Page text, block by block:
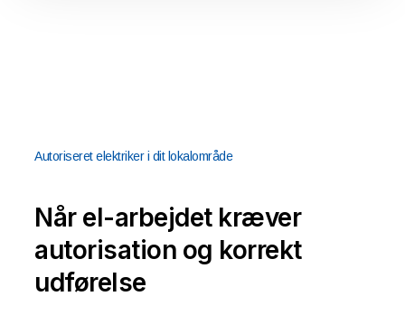
Autoriseret elektriker i dit lokalområde
Når el-arbejdet kræver
autorisation og korrekt
udførelse